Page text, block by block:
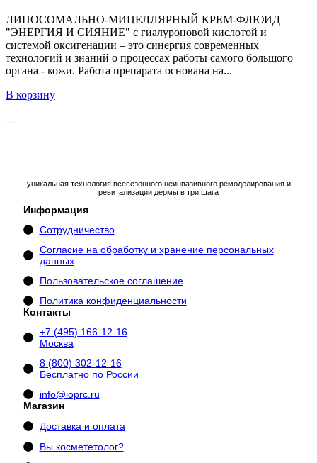
ЛИПОСОМАЛЬНО-МИЦЕЛЛЯРНЫЙ КРЕМ-ФЛЮИД
"ЭНЕРГИЯ И СИЯНИЕ" с гиалуроновой кислотой и
системой оксигенации – это синергия современных
технологий и знаний о процессах работы самого большого
органа - кожи. Работа препарата основана на...
В корзину
уникальная технология всесезонного неинвазивного ремоделирования и
ревитализации дермы в три шага
Информация
Сотрудничество
Согласие на обработку и хранение персональных
данных
Пользовательское соглашение
Политика конфиденциальности
Контакты
+7 (495) 166-12-16
Москва
8 (800) 302-12-16
Бесплатно по России
info@ioprc.ru
Магазин
Доставка и оплата
Вы космететолог?